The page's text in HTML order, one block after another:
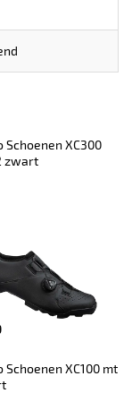
Schoenen XC300
zwart
Schoenen XC100 mt